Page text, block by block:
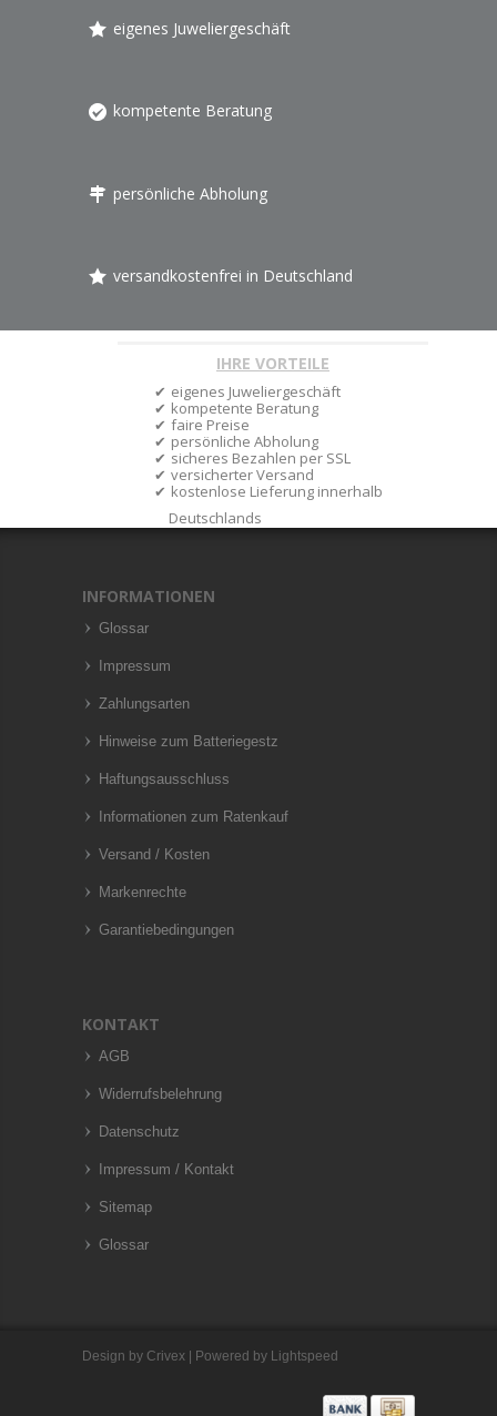
eigenes Juweliergeschäft
kompetente Beratung
persönliche Abholung
versandkostenfrei in Deutschland
IHRE VORTEILE
eigenes Juweliergeschäft
kompetente Beratung
faire Preise
persönliche Abholung
sicheres Bezahlen per SSL
versicherter Versand
kostenlose Lieferung innerhalb
Deutschlands
INFORMATIONEN
Glossar
Impressum
Zahlungsarten
Hinweise zum Batteriegestz
Haftungsausschluss
Informationen zum Ratenkauf
Versand / Kosten
Markenrechte
Garantiebedingungen
KONTAKT
AGB
Widerrufsbelehrung
Datenschutz
Impressum / Kontakt
Sitemap
Glossar
Design by Crivex | Powered by Lightspeed